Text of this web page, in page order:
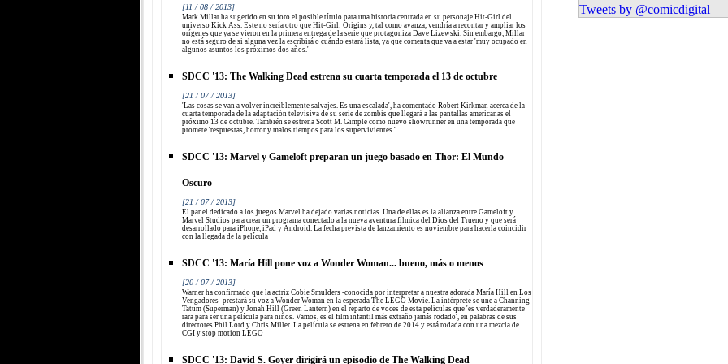
[11 / 08 / 2013]
Mark Millar ha sugerido en su foro el posible título para una historia centrada en su personaje Hit-Girl del
universo Kick Ass. Este no sería otro que Hit-Girl: Origins y, tal como avanza, vendría a recontar y ampliar los
orígenes que ya se vieron en la primera entrega de la serie que protagoniza Dave Lizewski. Sin embargo, Millar
no está seguro de si alguna vez la escribirá o cuándo estará lista, ya que comenta que va a estar 'muy ocupado en
algunos asuntos los próximos dos años.'
SDCC '13: The Walking Dead estrena su cuarta temporada el 13 de octubre
[21 / 07 / 2013]
'Las cosas se van a volver increíblemente salvajes. Es una escalada', ha comentado Robert Kirkman acerca de la
cuarta temporada de la adaptación televisiva de su serie de zombis que llegará a las pantallas americanas el
próximo 13 de octubre. También se estrena Scott M. Gimple como nuevo showrunner en una temporada que
promete 'respuestas, horror y malos tiempos para los supervivientes.'
SDCC '13: Marvel y Gameloft preparan un juego basado en Thor: El Mundo
Oscuro
[21 / 07 / 2013]
El panel dedicado a los juegos Marvel ha dejado varias noticias. Una de ellas es la alianza entre Gameloft y
Marvel Studios para crear un programa conectado a la nueva aventura fílmica del Dios del Trueno y que será
desarrollado para iPhone, iPad y Android. La fecha prevista de lanzamiento es noviembre para hacerla coincidir
con la llegada de la película
SDCC '13: María Hill pone voz a Wonder Woman... bueno, más o menos
[20 / 07 / 2013]
Warner ha confirmado que la actriz Cobie Smulders -conocida por interpretar a nuestra adorada María Hill en Los
Vengadores- prestará su voz a Wonder Woman en la esperada The LEGO Movie. La intérprete se une a Channing
Tatum (Superman) y Jonah Hill (Green Lantern) en el reparto de voces de esta películas que 'es verdaderamente
rara para ser una película para niños. Vamos, es el film infantil más extraño jamás rodado', en palabras de sus
directores Phil Lord y Chris Miller. La película se estrena en febrero de 2014 y está rodada con una mezcla de
CGI y stop motion LEGO
SDCC '13: David S. Goyer dirigirá un episodio de The Walking Dead
futuros estrenos de la compañía
Tweets by @comicdigital